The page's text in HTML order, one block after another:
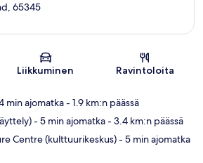
Kartta
65345
Liikkuminen Ravintoloita
min ajomatka- 1.9 km:n päässä
- 5 min ajomatka- 3.4 km:n päässä
Centre (kulttuurikeskus)- 5 min ajomatka